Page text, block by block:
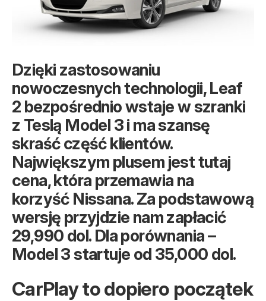
Dzięki zastosowaniu
nowoczesnych technologii, Leaf
2 bezpośrednio wstaje w szranki
z Teslą Model 3 i ma szansę
skraść część klientów.
Największym plusem jest tutaj
cena, która przemawia na
korzyść Nissana. Za podstawową
wersję przyjdzie nam zapłacić
29,990 dol. Dla porównania –
Model 3 startuje od 35,000 dol.
CarPlay to dopiero początek